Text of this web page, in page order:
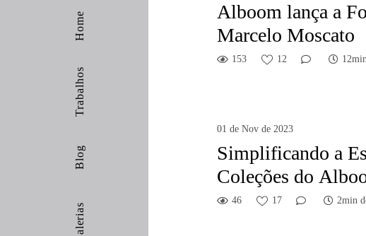
Home
Trabalhos
Blog
Galerias
Alboom lança a
Marcelo Moscato
153 12
01 de Nov de 2023
Simplificando a
Coleções do
46 17 2min